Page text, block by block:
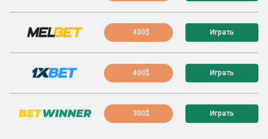
400$ Играть
400$ Играть
300$ Играть